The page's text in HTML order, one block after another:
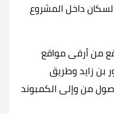
داخل المشروع
من أرقى مواقع
بن زايد وطريق
من وإلى الكمبوند